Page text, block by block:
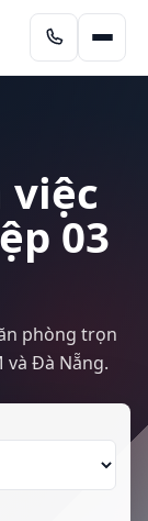
việc
03
phòng trọn
và Đà Nẵng.